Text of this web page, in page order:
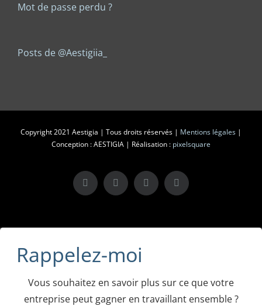
Mot de passe perdu ?
Posts de @Aestigiia_
Copyright 2021 Aestigia | Tous droits réservés | Mentions légales |
Conception : AESTIGIA | Réalisation : pixelsquare
X LinkedInInstagramFacebook
Rappelez-moi
Vous souhaitez en savoir plus sur ce que votre
entreprise peut gagner en travaillant ensemble ?